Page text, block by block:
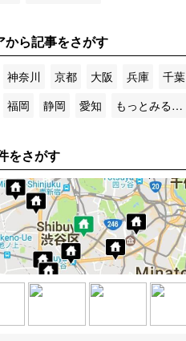
から記事をさがす
神奈川 京都 大阪 兵庫
千葉
福岡 静岡 愛知 もっとみる…
をさがす